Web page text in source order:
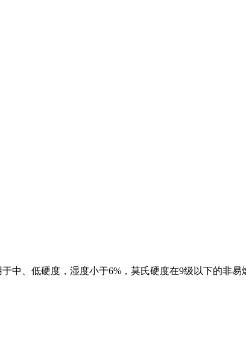
中、低硬度，湿度小于6%，莫氏硬度在9级以下的非